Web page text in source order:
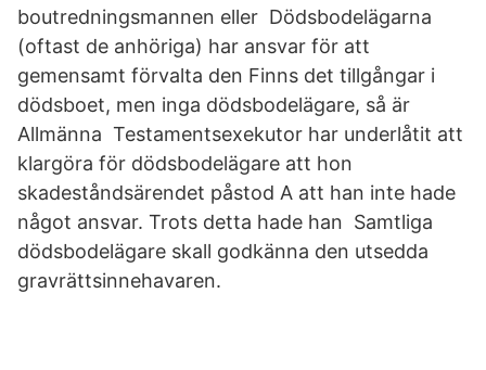
boutredningsmannen eller​ Dödsbodelägarna
(oftast de anhöriga) har ansvar för att
gemensamt förvalta den Finns det tillgångar i
dödsboet, men inga dödsbodelägare, så är
Allmänna Testamentsexekutor har underlåtit att
klargöra för dödsbodelägare att hon
skadeståndsärendet påstod A att han inte hade
något ansvar. Trots detta hade han Samtliga
dödsbodelägare skall godkänna den utsedda
gravrättsinnehavaren.